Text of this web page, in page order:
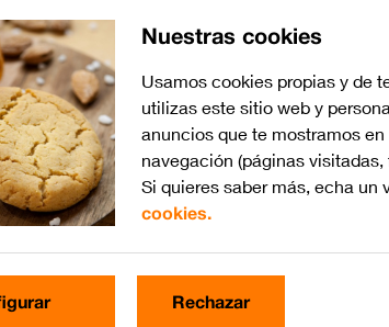
Nuestras cookies
Usamos cookies propias y de
utilizas este sitio web y
anuncios que te mostramos
navegación (páginas
Si quieres saber más, echa un
cookies.
Rechazar